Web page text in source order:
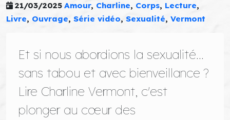
21/03/2025 Amour, Charline, Corps, Lecture,
Livre, Ouvrage, Série vidéo, Sexualité, Vermont
Et si nous abordions la sexualité...
sans tabou et avec bienveillance ?
Lire Charline Vermont, c'est
plonger au cœur des